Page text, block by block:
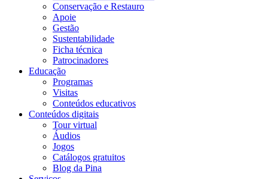
Conservação e Restauro
Apoie
Gestão
Sustentabilidade
Ficha técnica
Patrocinadores
Educação
Programas
Visitas
Conteúdos educativos​
Conteúdos digitais
Tour virtual
Áudios
Jogos
Catálogos gratuitos
Blog da Pina